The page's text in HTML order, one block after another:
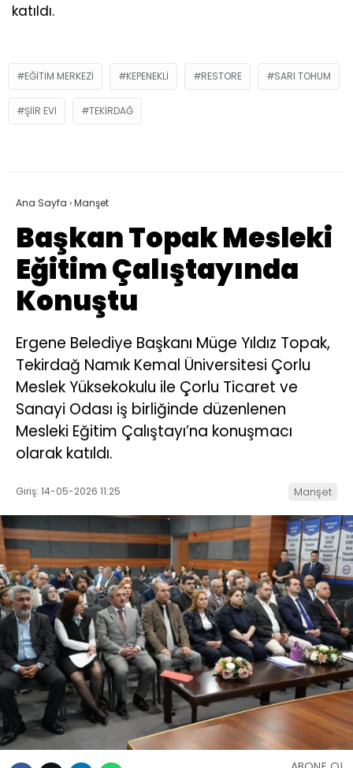
katıldı.
EĞITIM MERKEZI KEPENEKLI RESTORE SARI TOHUM
ŞIIR EVI TEKIRDAĞ
Ana Sayfa ›Manşet
Başkan Topak Mesleki
Eğitim Çalıştayında
Konuştu
Ergene Belediye Başkanı Müge Yıldız Topak,
Tekirdağ Namık Kemal Üniversitesi Çorlu
Meslek Yüksekokulu ile Çorlu Ticaret ve
Sanayi Odası iş birliğinde düzenlenen
Mesleki Eğitim Çalıştayı’na konuşmacı
olarak katıldı.
Giriş: 14-05-2026 11:25 Manşet